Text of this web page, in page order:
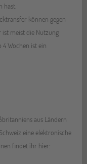
hast.
können gegen
meist die Nutzung
Wochen ist ein
aus Ländern
eine elektronische
findet ihr hier: